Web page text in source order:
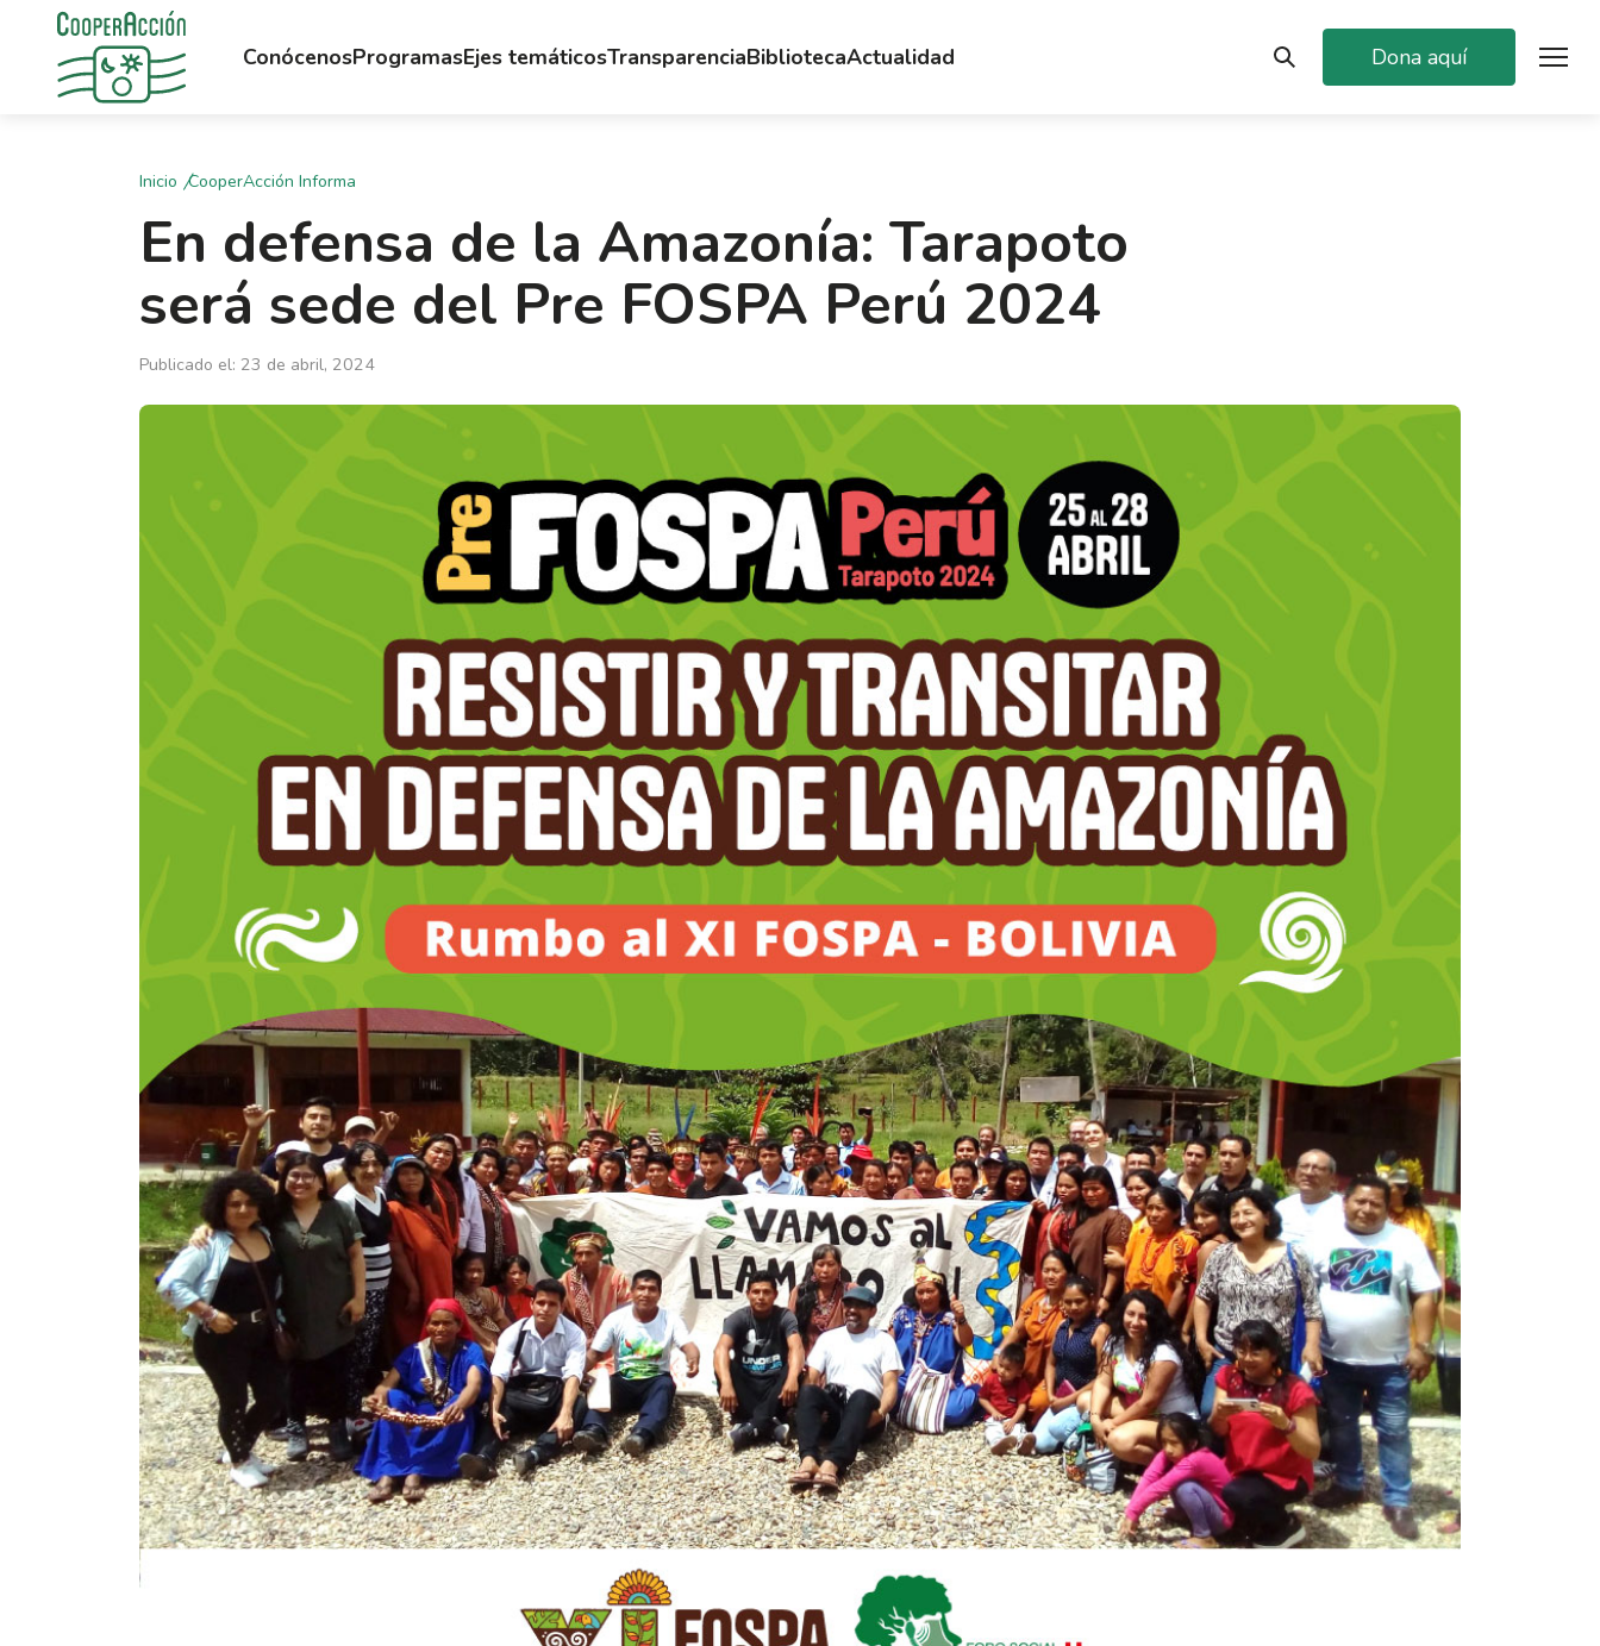
ConócenosProgramasEjes temáticosTransparenciaBibliotecaActualidad Dona aquí
Inicio CooperAcción Informa
En defensa de la Amazonía: Tarapoto
será sede del Pre FOSPA Perú 2024
Publicado el: 23 de abril, 2024